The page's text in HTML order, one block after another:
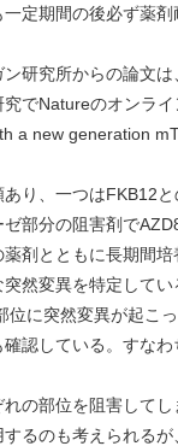
定期間の後必ず薬
究所からの論文は
でNatureのオンラ
a new generation
、一つはFKB12と
部分の阻害剤で
とともに長期間培
然変異を特定して
に突然変異が起こ
認している。すな
部位を阻害してし
るのも考えられる